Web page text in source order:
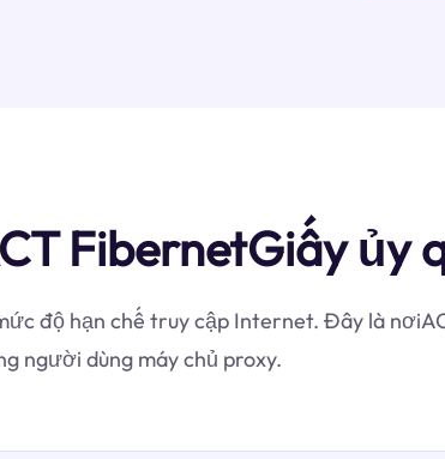
FibernetGiấy ủy
độ hạn chế truy cập Internet. Đây là
người dùng máy chủ proxy.